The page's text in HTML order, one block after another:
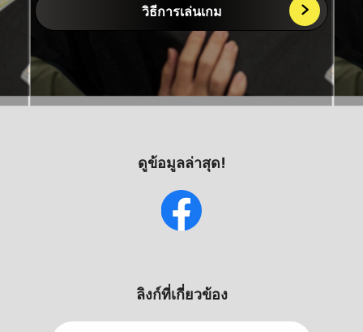
วิธีการเล่นเกม
ดูข้อมูลล่าสุด!
ลิงก์ที่เกี่ยวข้อง